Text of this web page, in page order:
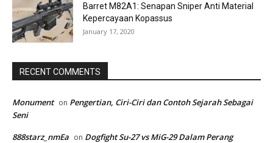
Barret M82A1: Senapan Sniper Anti Material
Kepercayaan Kopassus
January 17, 2020
RECENT COMMENTS
Monument on Pengertian, Ciri-Ciri dan Contoh Sejarah Sebagai
Seni
888starz_nmEa on Dogfight Su-27 vs MiG-29 Dalam Perang